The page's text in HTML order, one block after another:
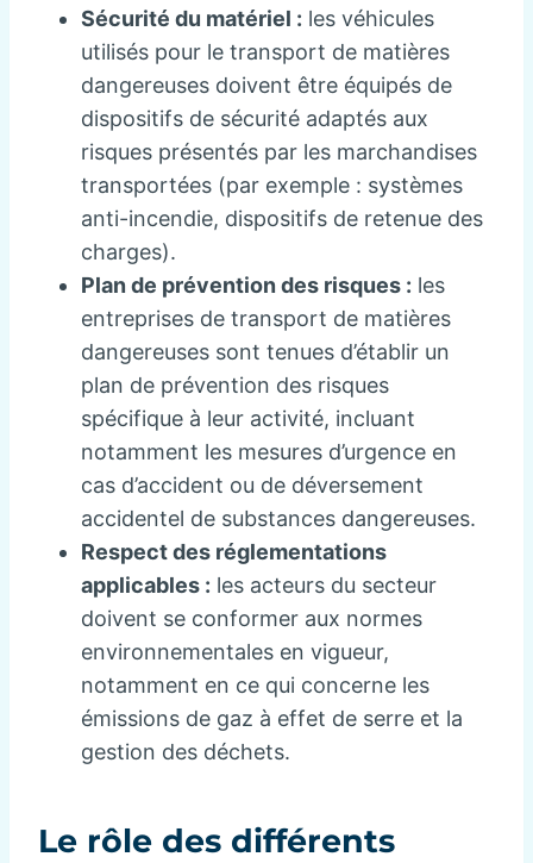
Sécurité du matériel : les véhicules
utilisés pour le transport de matières
dangereuses doivent être équipés de
dispositifs de sécurité adaptés aux
risques présentés par les marchandises
transportées (par exemple : systèmes
anti-incendie, dispositifs de retenue des
charges).
Plan de prévention des risques : les
entreprises de transport de matières
dangereuses sont tenues d’établir un
plan de prévention des risques
spécifique à leur activité, incluant
notamment les mesures d’urgence en
cas d’accident ou de déversement
accidentel de substances dangereuses.
Respect des réglementations
applicables : les acteurs du secteur
doivent se conformer aux normes
environnementales en vigueur,
notamment en ce qui concerne les
émissions de gaz à effet de serre et la
gestion des déchets.
Le rôle des différents